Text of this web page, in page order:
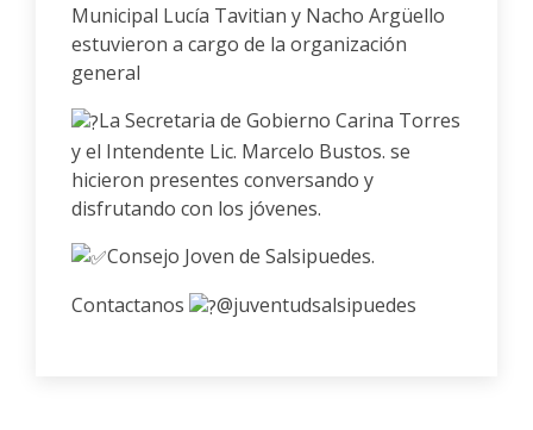
Municipal Lucía Tavitian y Nacho Argüello
estuvieron a cargo de la organización
general
La Secretaria de Gobierno Carina Torres
y el Intendente Lic. Marcelo Bustos. se
hicieron presentes conversando y
disfrutando con los jóvenes.
Consejo Joven de Salsipuedes.
Contactanos
@juventudsalsipuedes